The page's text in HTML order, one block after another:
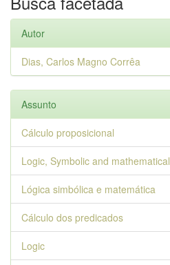
Autor
Dias, Carlos Magno Corrêa
Assunto
Cálculo proposicional
Logic, Symbolic and mathematical
Lógica simbólica e matemática
Cálculo dos predicados
Logic